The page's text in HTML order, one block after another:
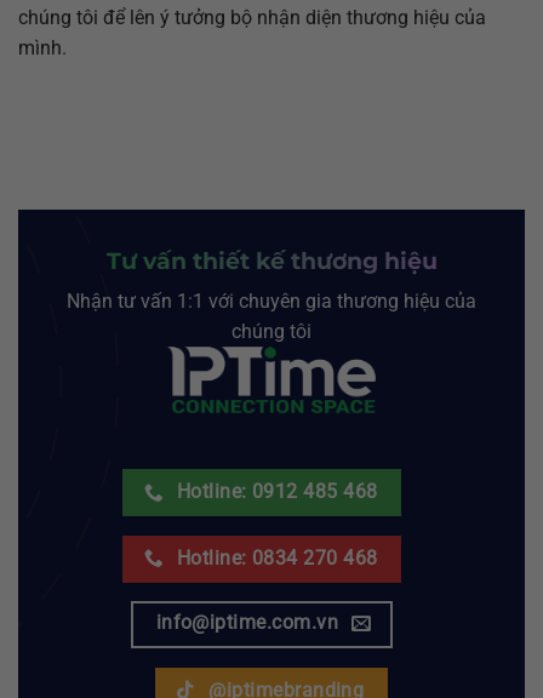
chúng tôi để lên ý tưởng bộ nhận diện thương hiệu của
mình.
Tư vấn thiết kế thương hiệu
Nhận tư vấn 1:1 với chuyên gia thương hiệu của
chúng tôi
Hotline: 0912 485 468
Hotline: 0834 270 468
info@iptime.com.vn
@iptimebranding